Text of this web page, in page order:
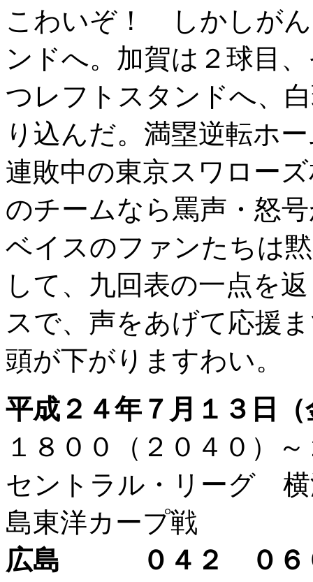
こわいぞ！ しかしが
ンドへ。加賀は２球目
つレフトスタンドへ、
り込んだ。満塁逆転ホ
連敗中の東京スワロー
のチームなら罵声・怒
ベイスのファンたちは
して、九回表の一点を
スで、声をあげて応援
頭が下がりますわい。
平成２４年７月１３日（
１８００（２０４０
セントラル・リーグ 横
島東洋カープ戦
広島 ０４２ ０